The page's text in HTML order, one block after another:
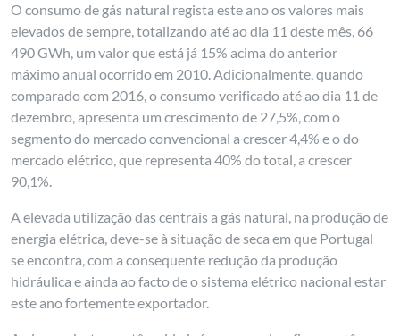
O consumo de gás natural regista este ano os valores mais
elevados de sempre, totalizando até ao dia 11 deste mês, 66
490 GWh, um valor que está já 15% acima do anterior
máximo anual ocorrido em 2010. Adicionalmente, quando
comparado com 2016, o consumo verificado até ao dia 11 de
dezembro, apresenta um crescimento de 27,5%, com o
segmento do mercado convencional a crescer 4,4% e o do
mercado elétrico, que representa 40% do total, a crescer
90,1%.
A elevada utilização das centrais a gás natural, na produção de
energia elétrica, deve-se à situação de seca em que Portugal
se encontra, com a consequente redução da produção
hidráulica e ainda ao facto de o sistema elétrico nacional estar
este ano fortemente exportador.